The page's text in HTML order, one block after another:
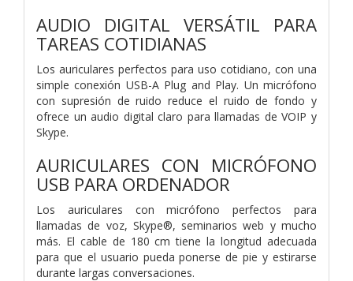
AUDIO DIGITAL VERSÁTIL PARA
TAREAS COTIDIANAS
Los auriculares perfectos para uso cotidiano, con una
simple conexión USB-A Plug and Play. Un micrófono
con supresión de ruido reduce el ruido de fondo y
ofrece un audio digital claro para llamadas de VOIP y
Skype.
AURICULARES CON MICRÓFONO
USB PARA ORDENADOR
Los auriculares con micrófono perfectos para
llamadas de voz, Skype®, seminarios web y mucho
más. El cable de 180 cm tiene la longitud adecuada
para que el usuario pueda ponerse de pie y estirarse
durante largas conversaciones.